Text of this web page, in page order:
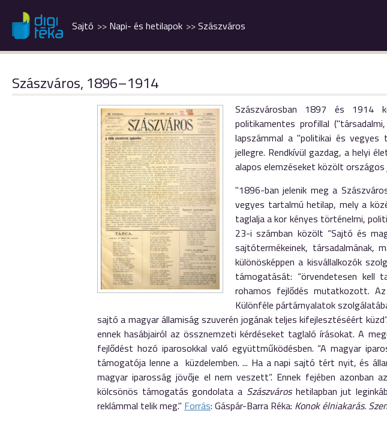
Szászváros
Napi- és hetilapok
Sajtó
Szászváros, 1896–1914
Szászvárosban 1897 és 1914
politikamentes profillal
lapszámmal a "politikai és
jellegre. Rendkívül gazdag, a helyi
alapos elemzéseket közölt országos
"1896-ban jelenik meg a
vegyes tartalmú hetilap, mely a
taglalja a kor kényes történelmi,
23-i számban közölt “Sajtó és
sajtótermékeinek,
különösképpen a kisvállalkozók
támogatását: “örvendetesen
rohamos fejlődés mutatkozott.
Különféle pártárnyalatok
sajtó a magyar államiság szuverén jogának teljes kifejlesztéséért
ennek hasábjairól az össznemzeti kérdéseket taglaló írásokat. A
fejlődést hozó iparosokkal való együttműködésben. “A magyar
támogatója lenne a küzdelemben. ... Ha a napi sajtó tért nyit, és
magyar iparosság jövője el nem veszett”. Ennek fejében
kölcsönös támogatás gondolata a Szászvároshetilapban jut
reklámmal telik meg." Forrás: Gáspár-Barra Réka: Konok élniakarás.